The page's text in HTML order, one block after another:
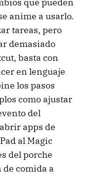
que pueden
anime a usarlo.
tareas, pero
demasiado
basta con
en lenguaje
los pasos
como ajustar
del
apps de
al Magic
del porche
comida a